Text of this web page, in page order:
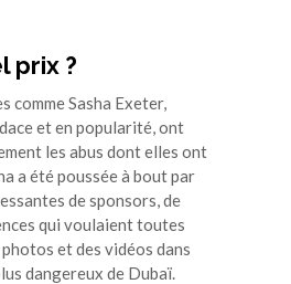
prix ?
comme Sasha Exeter,
et en popularité, ont
les abus dont elles ont
a été poussée à bout par
de sponsors, de
qui voulaient toutes
photos et des vidéos dans
dangereux de Dubaï.